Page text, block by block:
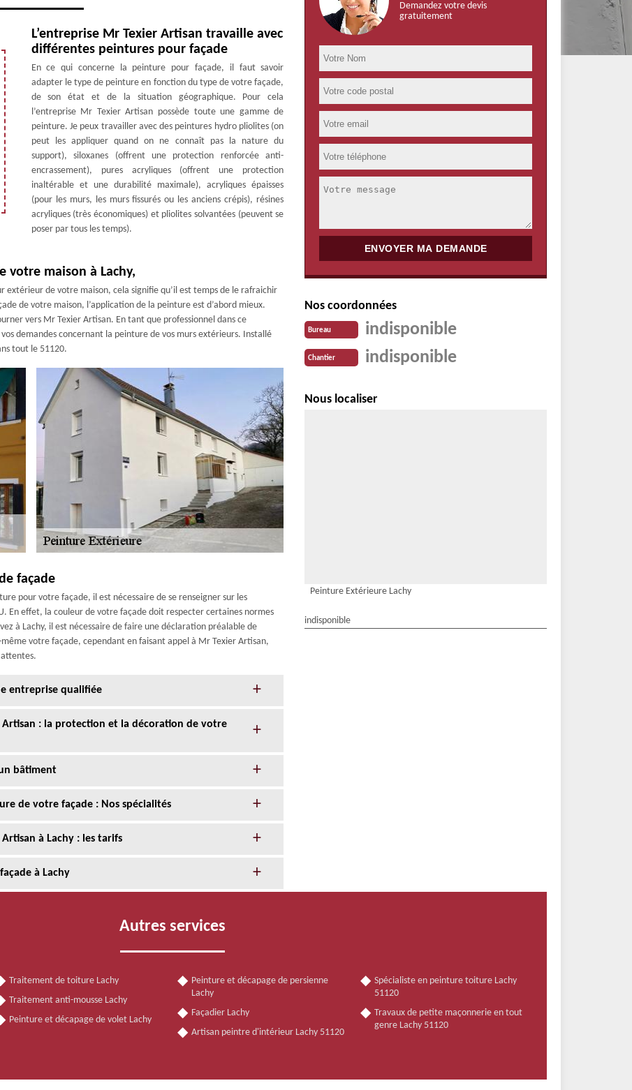
L’entreprise Mr Texier Artisan travaille avec
différentes peintures pour façade
En ce qui concerne la peinture pour façade, il faut savoir
adapter le type de peinture en fonction du type de votre façade,
de son état et de la situation géographique. Pour cela
l’entreprise Mr Texier Artisan possède toute une gamme de
peinture. Je peux travailler avec des peintures hydro pliolites (on
peut les appliquer quand on ne connaît pas la nature du
support), siloxanes (offrent une protection renforcée anti-
encrassement), pures acryliques (offrent une protection
inaltérable et une durabilité maximale), acryliques épaisses
(pour les murs, les murs fissurés ou les anciens crépis), résines
acryliques (très économiques) et pliolites solvantées (peuvent se
poser par tous les temps).
votre maison à Lachy,
extérieur de votre maison, cela signifie qu’il est temps de le rafraichir
de votre maison, l’application de la peinture est d’abord mieux.
vers Mr Texier Artisan. En tant que professionnel dans ce
demandes concernant la peinture de vos murs extérieurs. Installé
tout le 51120.
façade
pour votre façade, il est nécessaire de se renseigner sur les
En effet, la couleur de votre façade doit respecter certaines normes
à Lachy, il est nécessaire de faire une déclaration préalable de
votre façade, cependant en faisant appel à Mr Texier Artisan,
attentes.
entreprise qualifiée
: la protection et la décoration de votre
bâtiment
de votre façade : Nos spécialités
à Lachy : les tarifs
à Lachy
Demandez votre devis
gratuitement
Nos coordonnées
Bureau indisponible
Chantier indisponible
Nous localiser
Peinture Extérieure Lachy
indisponible
Autres services
Traitement de toiture Lachy
Traitement anti-mousse Lachy
Peinture et décapage de volet Lachy
Peinture et décapage de persienne
Lachy
Façadier Lachy
Artisan peintre d'intérieur Lachy 51120
Spécialiste en peinture toiture Lachy
51120
Travaux de petite maçonnerie en tout
genre Lachy 51120